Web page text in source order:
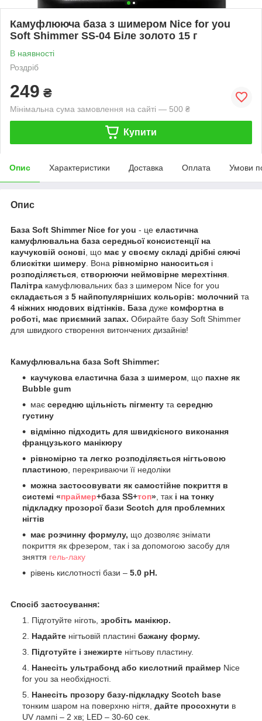
Камуфлююча база з шимером Nice for you
Soft Shimmer SS-04 Біле золото 15 г
В наявності
Роздріб
249 ₴
Мінімальна сума замовлення на сайті — 500 ₴
Купити
Опис Характеристики Доставка Оплата Умови
Опис
База Soft Shimmer Nice for you - це еластична
камуфлювальна база середньої консистенції на
каучуковій основі , що має у своєму складі дрібні сяючі
блискітки шимеру . Вона рівномірно наноситься і
розподіляється створюючи неймовірне мерехтіння
Палітра камуфлювальних баз з шимером Nice for you
складається з 5 найпопулярніших кольорів: молочний та
4 ніжних нюдових відтінків. База дуже комфортна в
роботі, має приємний запах. Обирайте базу Soft Shimmer
для швидкого створення витончених дизайнів!
Камуфлювальна база Soft Shimmer:
каучукова еластична база з шимером , що пахне як
Bubble gum
має середню щільність пігменту та середню
густину
відмінно підходить для швидкісного виконання
французького манікюру
рівномірно та легко розподіляється нігтьовою
пластиною , перекриваючи її недоліки
можна застосовувати як самостійне покриття в
системі «праймер+база SS+топ» , так і на тонку
підкладку прозорої бази Scotch для проблемних
нігтів
має розчинну формулу, що дозволяє знімати
покриття як фрезером, так і за допомогою засобу для
зняття гель-лаку
рівень кислотності бази – 5.0 pH.
Спосіб застосування:
Підготуйте ніготь, зробіть манікюр.
Надайте нігтьовій пластині бажану форму.
Підготуйте і знежирте нігтьову пластину.
Нанесіть ультрабонд або кислотний праймер Nice
for you за необхідності.
Нанесіть прозору базу-підкладку Scotch base
тонким шаром на поверхню нігтя, дайте просохнути в
UV лампі – 2 хв; LED – 30-60 сек.